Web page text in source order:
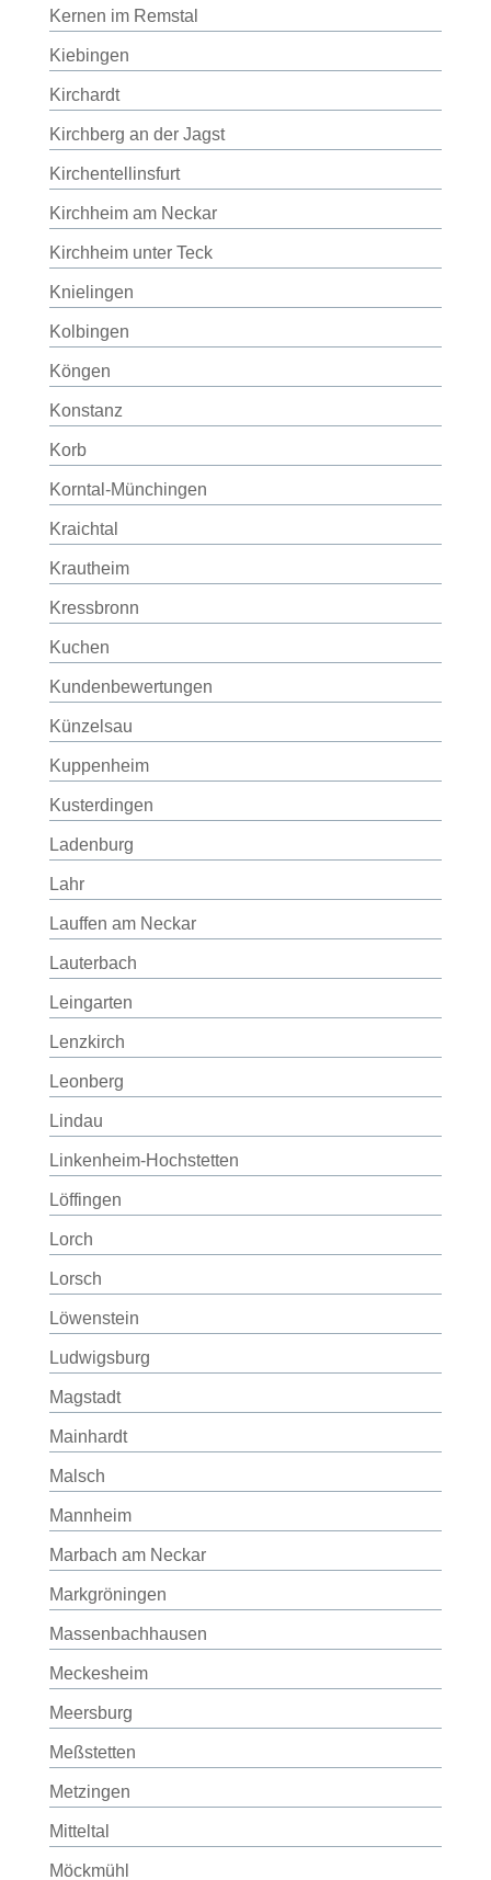
Kernen im Remstal
Kiebingen
Kirchardt
Kirchberg an der Jagst
Kirchentellinsfurt
Kirchheim am Neckar
Kirchheim unter Teck
Knielingen
Kolbingen
Köngen
Konstanz
Korb
Korntal-Münchingen
Kraichtal
Krautheim
Kressbronn
Kuchen
Kundenbewertungen
Künzelsau
Kuppenheim
Kusterdingen
Ladenburg
Lahr
Lauffen am Neckar
Lauterbach
Leingarten
Lenzkirch
Leonberg
Lindau
Linkenheim-Hochstetten
Löffingen
Lorch
Lorsch
Löwenstein
Ludwigsburg
Magstadt
Mainhardt
Malsch
Mannheim
Marbach am Neckar
Markgröningen
Massenbachhausen
Meckesheim
Meersburg
Meßstetten
Metzingen
Mitteltal
Möckmühl